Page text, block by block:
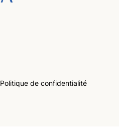
Politique de confidentialité